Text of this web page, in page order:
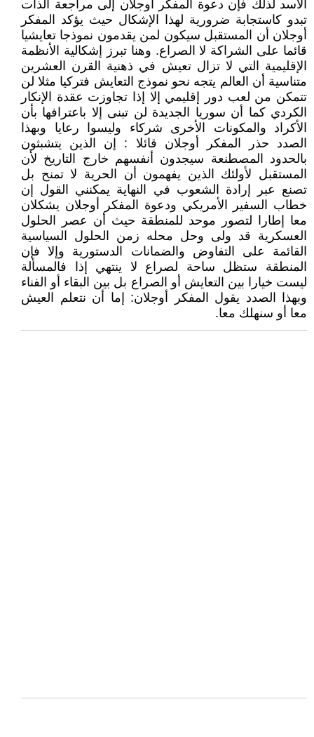
الاسد لذلك فإن دعوة المفكر أوجلان إلى مراجعة الذات
تبدو كاستجابة ضرورية لهذا الإشكال حيث يؤكد المفكر
أوجلان أن المستقبل سيكون لمن يقدمون نموذجا تعايشيا
قائما على الشراكة لا الصراع. وهنا تبرز إشكالية الأنظمة
الإقليمية التي لا تزال تعيش في ذهنية القرن العشرين
متناسية أن العالم يتجه نحو نموذج التعايش فتركيا مثلا لن
تتمكن من لعب دور إقليمي إلا إذا تجاوزت عقدة الإنكار
الكردي كما أن سوريا الجديدة لن تبنى إلا باعترافها بأن
الأكراد والمكونات الأخرى شركاء وليسوا رعايا وبهذا
الصدد حذر المفكر أوجلان قائلا : إن الذين يتشبثون
بالحدود المصطنعة سيجدون أنفسهم خارج التاريخ لأن
المستقبل لأولئك الذين يفهمون أن الحرية لا تمنح بل
تصنع عبر إرادة الشعوب في النهاية يمكنني القول إن
خطاب السفير الأمريكي ودعوة المفكر أوجلان يشكلان
معا إطارا لتصور موحد للمنطقة حيث أن عصر الحلول
العسكرية قد ولى وحل محله زمن الحلول السياسية
القائمة على التفاوض والضمانات الدستورية وإلا فإن
المنطقة ستظل ساحة لصراع لا ينتهي إذا فالمسألة
ليست خيارا بين التعايش أو الصراع بل بين البقاء أو الفناء
وبهذا الصدد يقول المفكر أوجلان: إما أن نتعلم العيش
معا أو سنهلك معا.